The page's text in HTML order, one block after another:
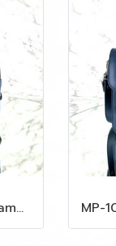
MP-10535 Used MCM Camera Bag In Blue Visetos SHW